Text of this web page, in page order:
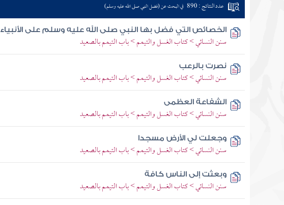
عدد النتائج : 890 في البحث عن (فضل النبي صلى الله عليه وسلم)
الخصائص التي فضل بها النبي صلى الله عليه وسلم على الأنبياء
سنن النسائي > كتاب الغسل والتيمم > باب التيمم بالصعيد
نصرت بالرعب
سنن النسائي > كتاب الغسل والتيمم > باب التيمم بالصعيد
الشفاعة العظمى
سنن النسائي > كتاب الغسل والتيمم > باب التيمم بالصعيد
وجعلت لي الأرض مسجدا
سنن النسائي > كتاب الغسل والتيمم > باب التيمم بالصعيد
وبعثت إلى الناس كافة
سنن النسائي > كتاب الغسل والتيمم > باب التيمم بالصعيد